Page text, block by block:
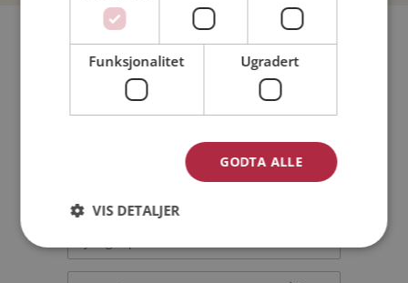
Bli medlem gratis!
Kvinne
Funksjonalitet Ugradert
GODTA ALLE
VIS DETALJER